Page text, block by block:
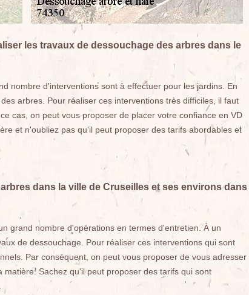
les travaux de dessouchage des arbres dans le
nombre d'interventions sont à effectuer pour les jardins. En
arbres. Pour réaliser ces interventions très difficiles, il faut
cas, on peut vous proposer de placer votre confiance en VD
et n'oubliez pas qu'il peut proposer des tarifs abordables et
dans la ville de Cruseilles et ses environs dans
grand nombre d'opérations en termes d'entretien. À un
de dessouchage. Pour réaliser ces interventions qui sont
Par conséquent, on peut vous proposer de vous adresser
Sachez qu'il peut proposer des tarifs qui sont